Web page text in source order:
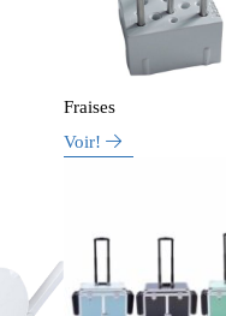
Fraises
Voir!